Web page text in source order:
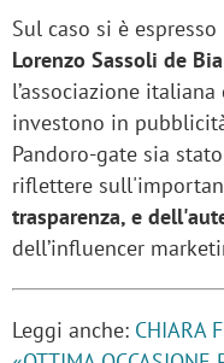
Sul caso si è
Lorenzo Sassoli de
l’associazione
investono in
Pandoro-gate sia
riflettere
trasparenza, e
dell’influencer
Leggi anche: CHIARA